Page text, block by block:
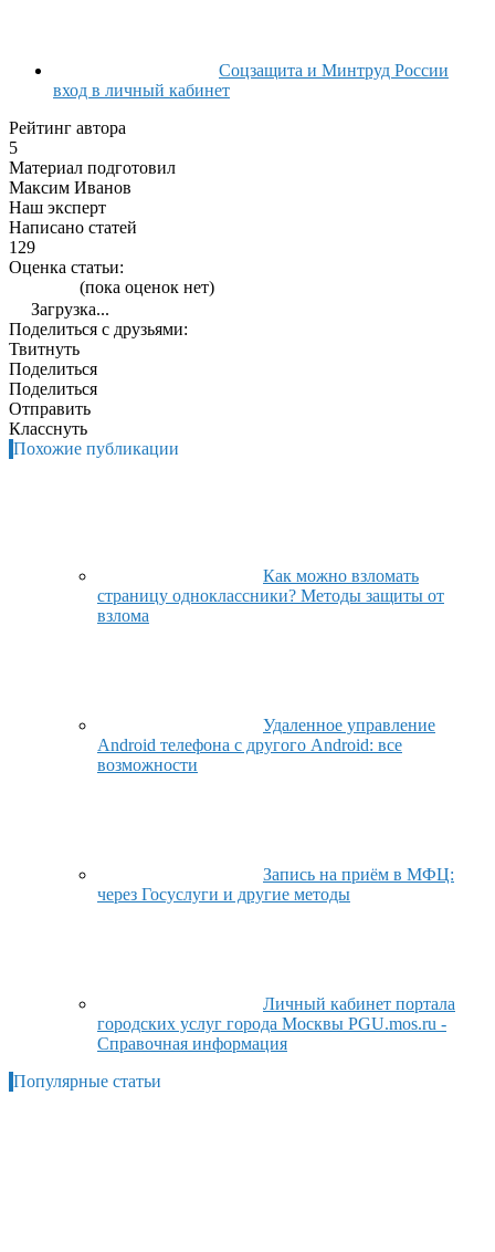
Соцзащита и Минтруд России
вход в личный кабинет
Рейтинг автора
5
Материал подготовил
Максим Иванов
Наш эксперт
Написано статей
129
Оценка статьи:
(пока оценок нет)
Загрузка...
Поделиться с друзьями:
Твитнуть
Поделиться
Поделиться
Отправить
Класснуть
Похожие публикации
Как можно взломать
страницу одноклассники? Методы защиты от
взлома
Удаленное управление
Android телефона с другого Android: все
возможности
Запись на приём в МФЦ:
через Госуслуги и другие методы
Личный кабинет портала
городских услуг города Москвы PGU.mos.ru -
Справочная информация
Популярные статьи